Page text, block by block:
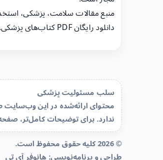
منبع مقالات سلامت، پزشکی،
دانلود رایگان PDF کتاب‌های پزشکی.
سلب مسئولیت پزشکی
محتوای ارائه‌شده در این
ندارد. برای توضیحات کامل‌تر،
© 2026 کلیه حقوق محفوظ است.
طراحی و برنامه‌نویسی: هانوفر آی تی